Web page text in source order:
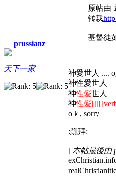
prussianz
天下一家
原帖由
转载
基督徒
神愛世人 ....
神性愛世人
神性愛世人
神性愛
o k , sorry
:跪拜:
[ 本帖最後由